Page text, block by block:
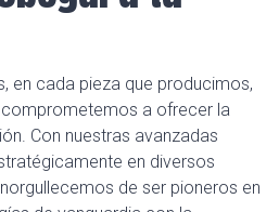
en cada pieza que producimos,
comprometemos a ofrecer la
Con nuestras avanzadas
en diversos
de ser pioneros en